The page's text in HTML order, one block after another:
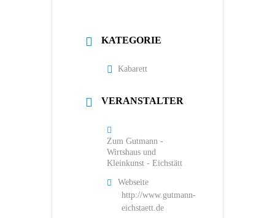
KATEGORIE
Kabarett
VERANSTALTER
Zum Gutmann -
Wirtshaus und
Kleinkunst - Eichstätt
Webseite
http://www.gutmann-
eichstaett.de